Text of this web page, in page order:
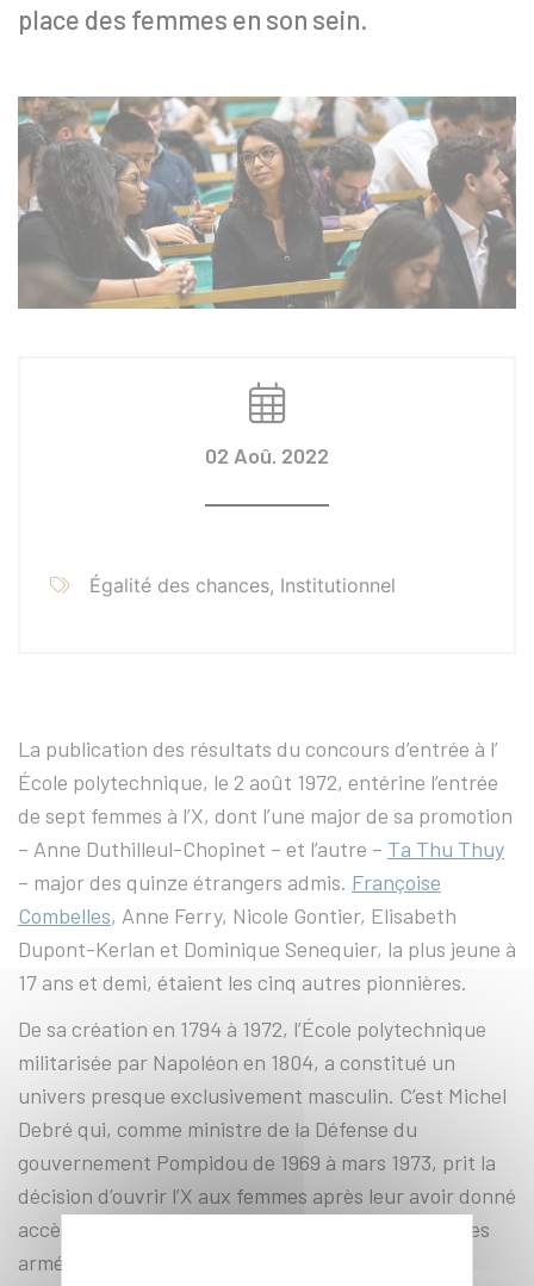
place des femmes en son sein.
02 Aoû. 2022
Égalité des chances, Institutionnel
La publication des résultats du concours d’entrée à l’
École polytechnique, le 2 août 1972, entérine l’entrée
de sept femmes à l’X, dont l’une major de sa promotion
– Anne Duthilleul-Chopinet – et l’autre – Ta Thu Thuy
– major des quinze étrangers admis. Françoise
Combelles, Anne Ferry, Nicole Gontier, Elisabeth
Dupont-Kerlan et Dominique Senequier, la plus jeune à
17 ans et demi, étaient les cinq autres pionnières.
De sa création en 1794 à 1972, l’École polytechnique
militarisée par Napoléon en 1804, a constitué un
univers presque exclusivement masculin. C’est Michel
Debré qui, comme ministre de la Défense du
gouvernement Pompidou de 1969 à mars 1973, prit la
décision d’ouvrir l’X aux femmes après leur avoir donné
accès au cursus d’officiers généraux dans les forces
armées.